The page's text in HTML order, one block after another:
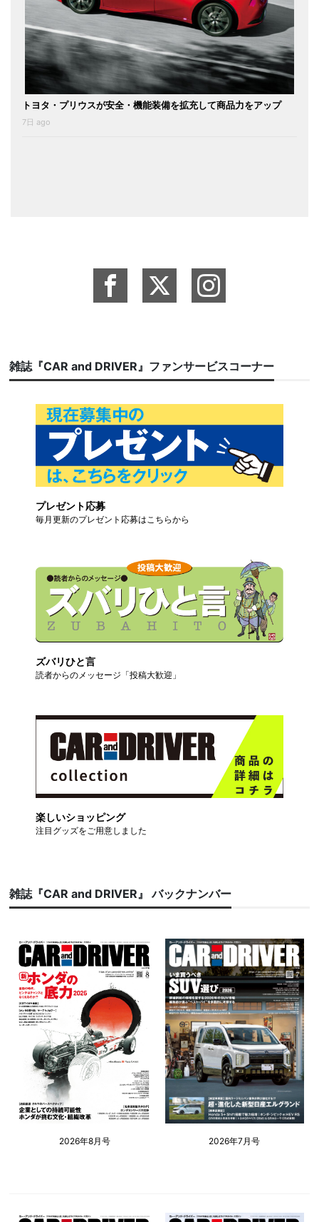
トヨタ・プリウスが安全・機能装備を拡充して商品力をアップ
7日 ago
雑誌『CAR and DRIVER』ファンサービスコーナー
プレゼント応募
毎月更新のプレゼント応募はこちらから
ズバリひと言
読者からのメッセージ「投稿大歓迎」
楽しいショッピング
注目グッズをご用意しました
雑誌『CAR and DRIVER』 バックナンバー
2026年8月号 2026年7月号